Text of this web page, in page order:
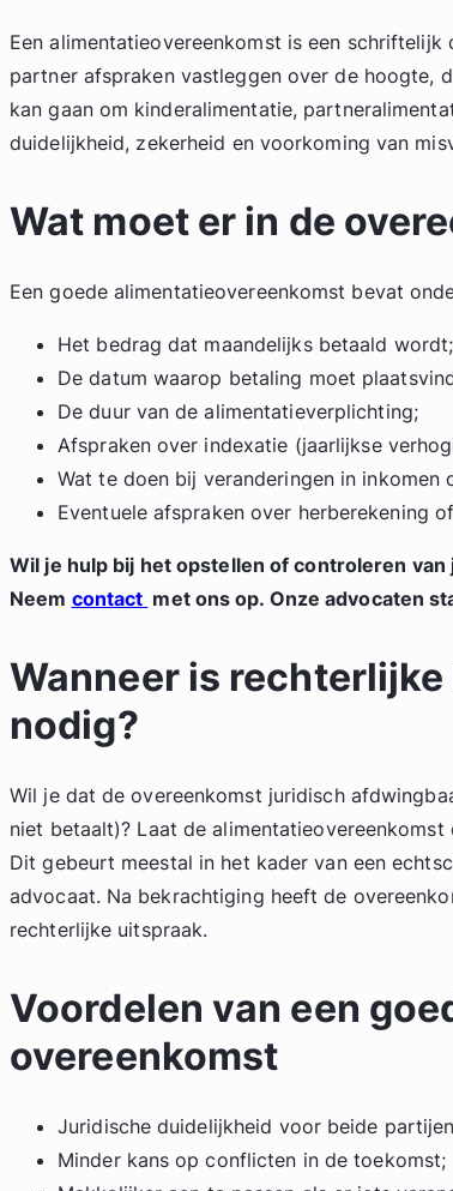
Een alimentatieovereenkomst is een
partner afspraken vastleggen over de hoogte,
kan gaan om kinderalimentatie,
duidelijkheid, zekerheid en voorkoming van
Wat moet er in de
Een goede alimentatieovereenkomst bevat
Het bedrag dat maandelijks betaald wordt;
De datum waarop betaling moet
De duur van de alimentatieverplichting;
Afspraken over indexatie (jaarlijkse
Wat te doen bij veranderingen in inkomen
Eventuele afspraken over herberekening
Wil je hulp bij het opstellen of controleren
Neem contact met ons op. Onze advocaten
Wanneer is
nodig?
Wil je dat de overeenkomst juridisch
niet betaalt)? Laat de
Dit gebeurt meestal in het kader van een
advocaat. Na bekrachtiging heeft de
rechterlijke uitspraak.
Voordelen van een
overeenkomst
Juridische duidelijkheid voor beide
Minder kans op conflicten in de toekomst;